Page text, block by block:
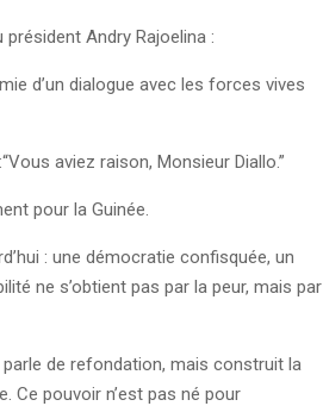
Andry Rajoelina :
d’un dialogue avec les forces vives
aviez raison, Monsieur Diallo.”
pour la Guinée.
: une démocratie confisquée, un
ne s’obtient pas par la peur, mais par
de refondation, mais construit la
Ce pouvoir n’est pas né pour